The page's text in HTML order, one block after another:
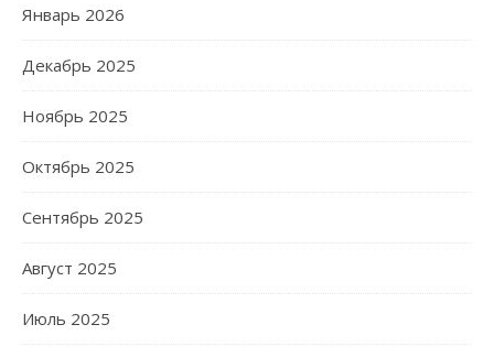
Январь 2026
Декабрь 2025
Ноябрь 2025
Октябрь 2025
Сентябрь 2025
Август 2025
Июль 2025